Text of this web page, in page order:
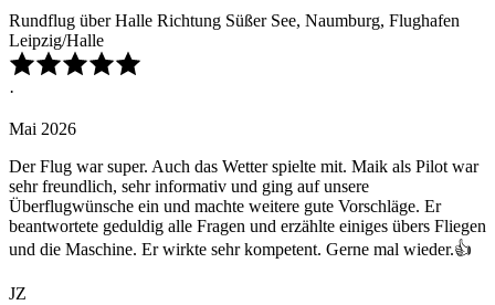
Rundflug über Halle Richtung Süßer See, Naumburg, Flughafen
Leipzig/Halle
·
Mai 2026
Der Flug war super. Auch das Wetter spielte mit. Maik als Pilot war
sehr freundlich, sehr informativ und ging auf unsere
Überflugwünsche ein und machte weitere gute Vorschläge. Er
beantwortete geduldig alle Fragen und erzählte einiges übers Fliegen
und die Maschine. Er wirkte sehr kompetent. Gerne mal wieder.👍
JZ